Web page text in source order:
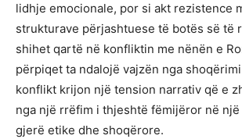
lidhje emocionale, por si akt rezistence
strukturave përjashtuese të botës së të
shihet qartë në konfliktin me nënën e
përpiqet ta ndalojë vajzën nga
konflikt krijon një tension narrativ që e
nga një rrëfim i thjeshtë fëmijëror në
gjerë etike dhe shoqërore.